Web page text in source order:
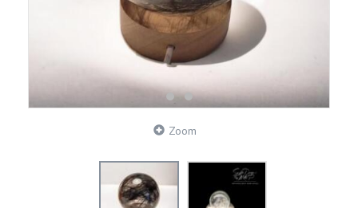
Zoom